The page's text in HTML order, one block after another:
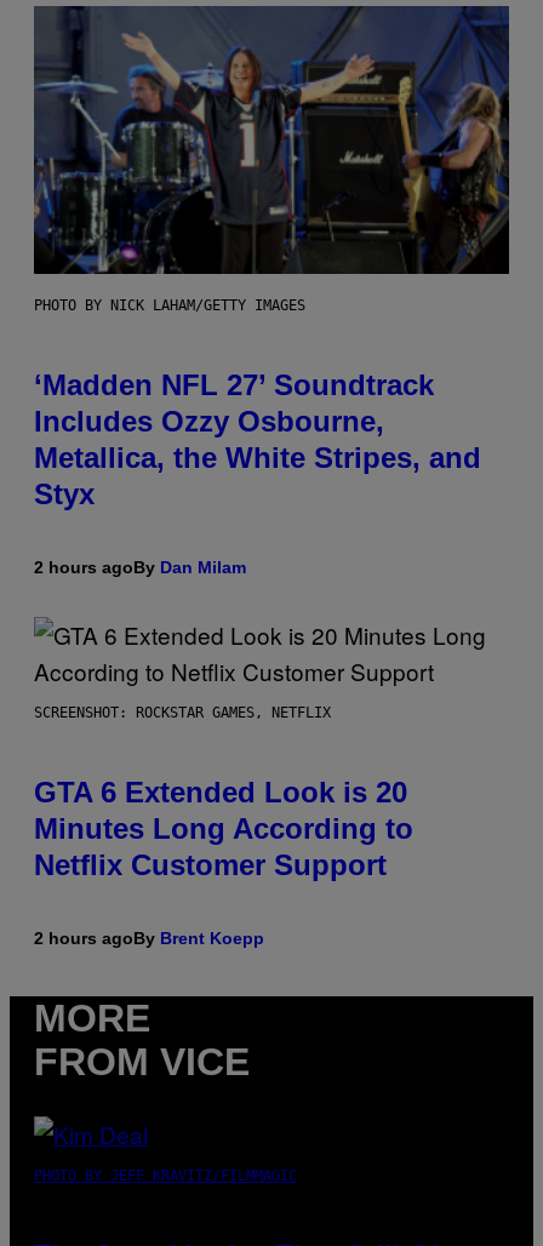
PHOTO BY NICK LAHAM/GETTY IMAGES
‘Madden NFL 27’ Soundtrack
Includes Ozzy Osbourne,
Metallica, the White Stripes, and
Styx
2 hours agoBy Dan Milam
SCREENSHOT: ROCKSTAR GAMES, NETFLIX
GTA 6 Extended Look is 20
Minutes Long According to
Netflix Customer Support
2 hours agoBy Brent Koepp
MORE
FROM VICE
PHOTO BY JEFF KRAVITZ/FILMMAGIC